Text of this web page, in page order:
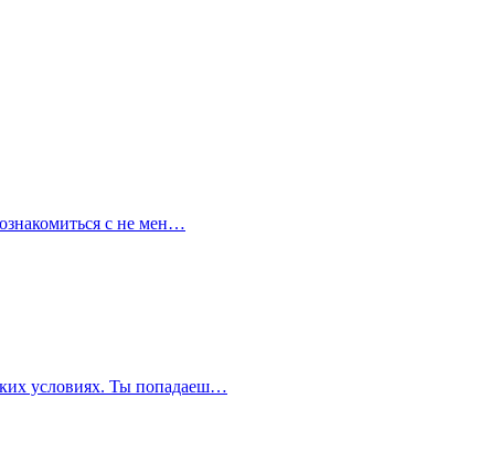
с не мен…
условиях. Ты попадаеш…